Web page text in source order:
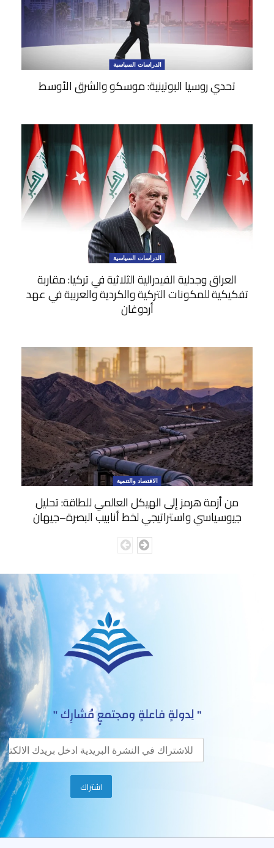
الدراسات السياسية
تحدي روسيا البوتينية: موسكو والشرق الأوسط
الدراسات السياسية
العراق وجدلية الفيدرالية الثلاثية في تركيا: مقاربة
تفكيكية للمكونات التركية والكردية والعربية في عهد
أردوغان
الاقتصاد والتنمية
من أزمة هرمز إلى الهيكل العالمي للطاقة: تحليل
جيوسياسي واستراتيجي لخط أنابيب البصرة–جيهان